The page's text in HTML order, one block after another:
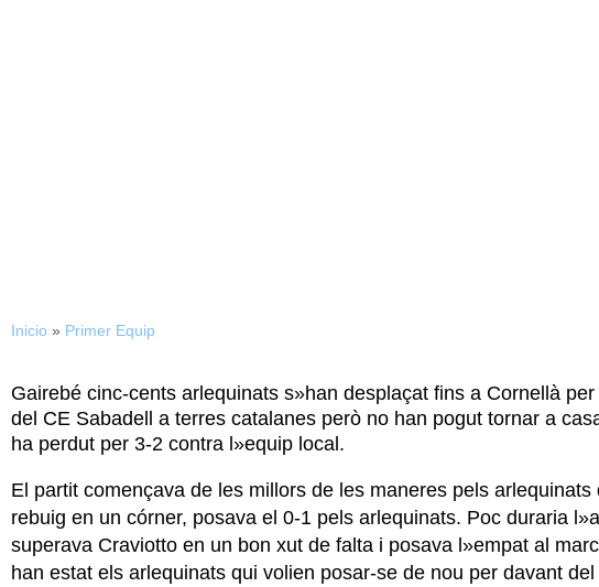
Inicio » Primer Equip
Gairebé cinc-cents arlequinats s»han desplaçat fins a Cornellà
del CE Sabadell a terres catalanes però no han pogut tornar a
ha perdut per 3-2 contra l»equip local.
El partit començava de les millors de les maneres pels
rebuig en un córner, posava el 0-1 pels arlequinats. Poc duraria
superava Craviotto en un bon xut de falta i posava l»empat al
han estat els arlequinats qui volien posar-se de nou per davant